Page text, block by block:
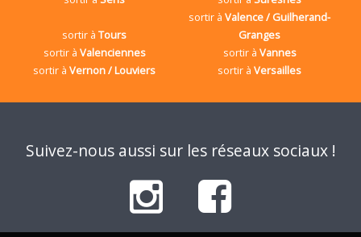
sortir àTours
sortir àValence / Guilherand-
Granges
sortir à Valenciennes sortir à Vannes
sortir àVernon / Louviers sortir àVersailles
Suivez-nous aussi sur les réseaux sociaux !